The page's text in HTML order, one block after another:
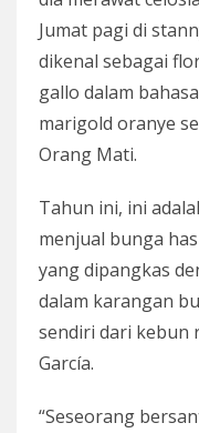
Jumat pagi di
dikenal sebagai
gallo dalam
marigold oranye
Orang Mati.
Tahun ini, ini
menjual bunga
yang dipangkas
dalam karangan
sendiri dari kebun
García.
“Seseorang